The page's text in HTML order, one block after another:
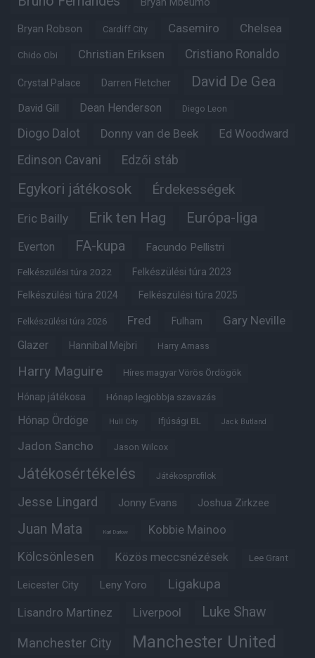
Bryan Robson Cardiff City Casemiro Chelsea
Chido Obi Christian Eriksen Cristiano Ronaldo
Crystal Palace Darren Fletcher David De Gea
David Gill Dean Henderson Diego Leon
Diogo Dalot Donny van de Beek Ed Woodward
Edinson Cavani Edzői stáb
Egykori játékosok Érdekességek
Eric Bailly Erik ten Hag Európa-liga
Everton FA-kupa Facundo Pellistri
Felkészülési túra 2022 Felkészülési túra 2023
Felkészülési túra 2024 Felkészülési túra 2025
Felkészülési túra 2026 Fred Fulham Gary Neville
Glazer Hannibal Mejbri Harry Amass
Harry Maguire Híres magyar Vörös Ördögök
Hónap játékosa Hónap legjobbja szavazás
Hónap Ördöge Hull City Ifjúsági BL Jack Butland
Jadon Sancho Jason Wilcox
Játékosértékelés Játékosprofilok
Jesse Lingard Jonny Evans Joshua Zirkzee
Juan Mata Karl Darlow Kobbie Mainoo
Kölcsönlesen Közös meccsnézések Lee Grant
Leicester City Leny Yoro Ligakupa
Lisandro Martinez Liverpool Luke Shaw
Manchester City Manchester United